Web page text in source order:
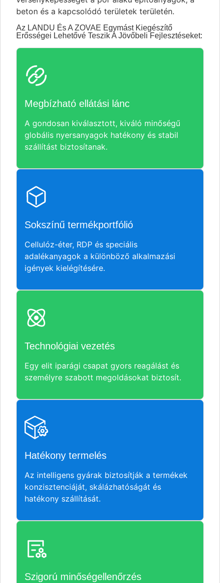
beton és a kapcsolódó területek területén.
Az LANDU És A ZOVAE Egymást Kiegészítő
Erősségei Lehetővé Teszik A Jövőbeli Fejlesztéseket:
Megbízható ellátási lánc
A gondosan kiválasztott, kiváló minőségű
globális nyersanyagok hatékony és stabil
szállítást biztosítanak.
Sokszínű termékportfólió
Cellulóz-éter, RDP és speciális
adalékanyagok a különböző alkalmazási
igények kielégítésére.
Technológiai vezetés
Egy elit iparági csapat gyors reagálást és
személyre szabott megoldásokat biztosít.
Hatékony termelés
Az intelligens gyárak biztosítják a termékek
konzisztenciáját, skálázhatóságát és
hatékony szállítását.
Szigorú minőségellenőrzés